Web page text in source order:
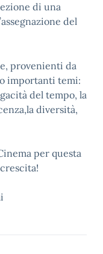
di una
del
provenienti da
importanti temi:
del tempo, la
diversità,
per questa